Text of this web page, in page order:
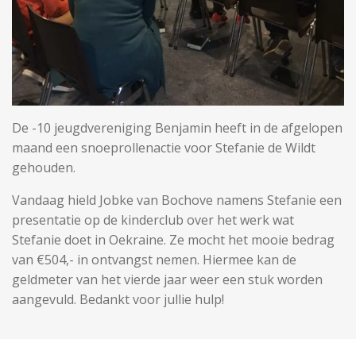
De -10 jeugdvereniging Benjamin heeft in de afgelopen
maand een snoeprollenactie voor Stefanie de Wildt
gehouden.
Vandaag hield Jobke van Bochove namens Stefanie een
presentatie op de kinderclub over het werk wat
Stefanie doet in Oekraine. Ze mocht het mooie bedrag
van €504,- in ontvangst nemen. Hiermee kan de
geldmeter van het vierde jaar weer een stuk worden
aangevuld. Bedankt voor jullie hulp!